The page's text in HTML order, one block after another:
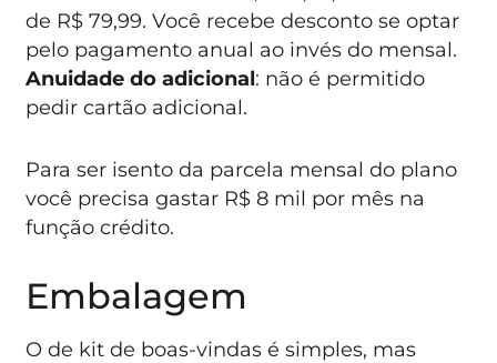
de R$ 79,99. Você recebe desconto se optar
pelo pagamento anual ao invés do mensal.
Anuidade do adicional: não é permitido
pedir cartão adicional.
Para ser isento da parcela mensal do plano
você precisa gastar R$ 8 mil por mês na
função crédito.
Embalagem
O de kit de boas-vindas é simples, mas